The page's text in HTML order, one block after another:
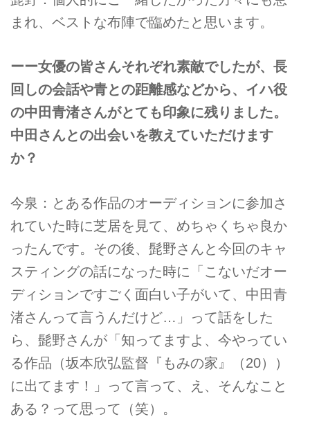
まれ、ベストな布陣で臨めたと思います。
ーー女優の皆さんそれぞれ素敵でしたが、長
回しの会話や青との距離感などから、イハ役
の中田青渚さんがとても印象に残りました。
中田さんとの出会いを教えていただけます
か？
今泉：とある作品のオーディションに参加さ
れていた時に芝居を見て、めちゃくちゃ良か
ったんです。その後、髭野さんと今回のキャ
スティングの話になった時に「こないだオー
ディションですごく面白い子がいて、中田青
渚さんって言うんだけど…」って話をした
ら、髭野さんが「知ってますよ、今やってい
る作品（坂本欣弘監督『もみの家』（20））
に出てます！」って言って、え、そんなこと
ある？って思って（笑）。